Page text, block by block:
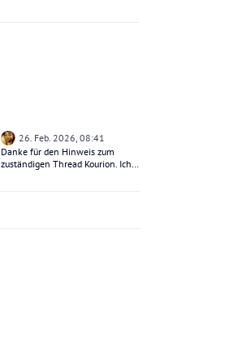
26. Feb. 2026, 08:41
Danke für den Hinweis zum
zuständigen Thread Kourion. Ich